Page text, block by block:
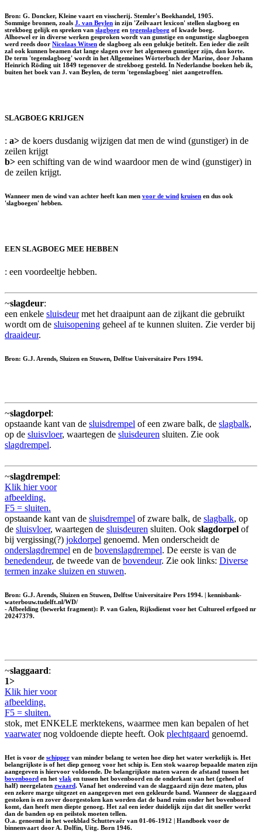
Bron: G. Doncker, Kleine vaart en visscherij. Stemler's Boekhandel, 1905.
Sommige bronnen, zoals J. van Beylen in zijn 'Zeilvaart lexicon' stellen slagboeg en
strekboeg gelijk en spreken van slagboeg en tegenslagboeg of kwade boeg.
Alhoewel er in diverse werken gesproken wordt van gunstige en ongunstige slagboegen
werd reeds door Nicolaas Witsen de slagboeg als een gelukje betitelt. Een ieder die zeilt
zal ook kunnen beamen dat lange slagen over het algemeen gunstiger zijn, dan korte.
De term 'tegenslagboeg' wordt in het Allgemeines Wörterbuch der Marine, door Johann
Heinrich Röding uit 1849 tegenover de strekboeg gesteld. In Nederlandse boeken heb ik,
buiten het boek van J. van Beylen, de term 'tegenslagboeg' niet aangetroffen.
SLAGBOEG KRIJGEN
: a> de koers dusdanig wijzigen dat men de wind (gunstiger) in de
zeilen krijgt
b> een schifting van de wind waardoor men de wind (gunstiger) in
de zeilen krijgt.
Wanneer men de wind van achter heeft kan men voor de wind kruisen en dus ook
'slagboegen' hebben.
EEN SLAGBOEG MEE HEBBEN
: een voordeeltje hebben.
~slagdeur:
een enkele sluisdeurmet het draaipunt aan de zijkant die gebruikt
wordt om de sluisopening geheel af te kunnen sluiten. Zie verder bij
draaideur.
Bron: G.J. Arends, Sluizen en Stuwen, Delftse Universitaire Pers 1994.
~slagdorpel:
opstaande kant van de sluisdrempel of een zware balk, de slagbalk,
op de sluisvloer, waartegen de sluisdeuren sluiten. Zie ook
slagdrempel.
~slagdrempel:
Klik hier voor
afbeelding.
F5 = sluiten.
opstaande kant van de sluisdrempel of zware balk, de slagbalk, op
de sluisvloer, waartegen de sluisdeuren sluiten. Ook slagdorpel of
bij vergissing(?) jokdorpel genoemd. Men onderscheidt de
onderslagdrempel en de bovenslagdrempel. De eerste is van de
benedendeur, de tweede van de bovendeur. Zie ook links: Diverse
termen inzake sluizen en stuwen.
Bron: G.J. Arends, Sluizen en Stuwen, Delftse Universitaire Pers 1994. | kennisbank-
waterbouw.tudelft.nl/WD/
- Afbeelding (bewerkt fragment): P. van Galen, Rijksdienst voor het Cultureel erfgoed nr
20247379.
~slaggaard:
1>
Klik hier voor
afbeelding.
F5 = sluiten.
stok, met ENKELE merktekens, waarmee men kan bepalen of het
vaarwaternog voldoende diepte heeft. Ook plechtgaard genoemd.
Het is voor de schipper van minder belang te weten hoe diep het water werkelijk is. Het
belangrijkste is of het diep genoeg voor het schip is. Een stok waarop bepaalde maten zijn
aangegeven is hiervoor voldoende. De belangrijkste maten waren de afstand tussen het
bovenboord en het vlak en tussen het bovenboord en de onderkant van het (geheel of
half) neergelaten zwaard. Vanaf het ondereind van de slaggaard zijn deze maten, plus
een zekere marge uitgezet en aangegeven met een gekleurde band. Wanneer de slaggaard
gestoken is en zover doorgestoken kan worden dat de band ruim onder het bovenboord
komt, dan heeft men diepte genoeg. Het zal een ieder duidelijk zijn dat dit sneller werkt
dan de banden op en peilstok moeten tellen.
O.a. genoemd in het weekblad Schuttevaêr van 01-06-1912 | Handboek voor de
binnenvaart door A. Dolfin, Uitg. Born 1946.